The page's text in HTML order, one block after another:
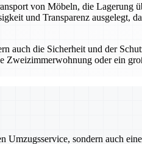
von Möbeln, die Lagerung
und Transparenz ausgelegt,
die Sicherheit und der
oder ein
sondern auch